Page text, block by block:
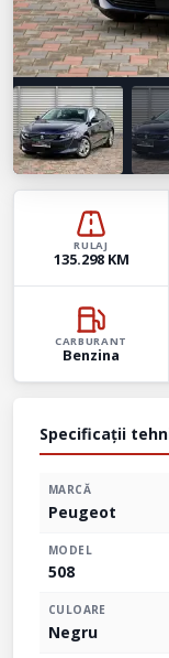
RULAJ
135.298 KM
CARBURANT
Benzina
Specificații
MARCĂ
Peugeot
MODEL
508
CULOARE
Negru